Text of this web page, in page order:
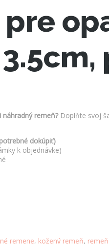
pre
remeň?Doplňte svoj
dokúpiť)
k objednávke)
remene, kožený remeň, remeň